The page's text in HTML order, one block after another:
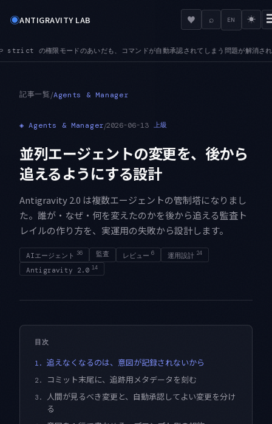
◉ANTIGRAVITY LAB ♥ ⌕ EN ☀
が自動承認されてしまう問題が解消されています●ADMIN — 認証前の取得が管
記事一覧/Agents & Manager
◈ Agents & Manager/2026-06-13 上級
並列エージェントの変更を、後から
追えるようにする設計
Antigravity 2.0 は複数エージェントの管制塔になりまし
た。誰が・なぜ・何を変えたのかを後から追える監査ト
レイルの作り方を、実運用の失敗から設計します。
AIエージェント 36 監査 レビュー 6 運用設計 24
Antigravity 2.0 14
目次
1. 追えなくなるのは、意図が記録されないから
2. コミット末尾に、追跡用メタデータを刻む
3.
人間が見るべき変更と、自動承認してよい変更を分け
る